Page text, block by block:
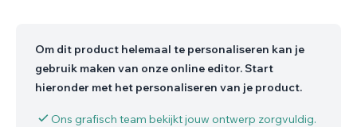
Om dit product helemaal te personaliseren kan je
gebruik maken van onze online editor. Start
hieronder met het personaliseren van je product.
Ons grafisch team bekijkt jouw ontwerp zorgvuldig.